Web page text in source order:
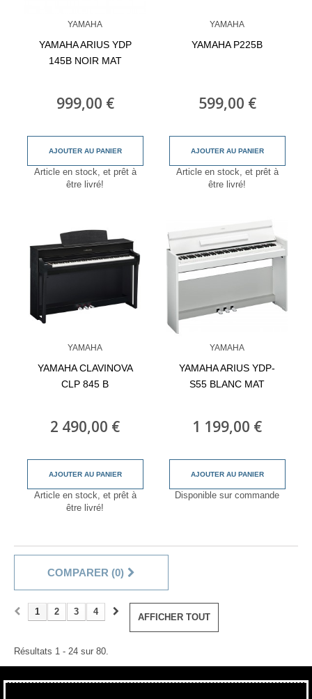
YAMAHA
YAMAHA ARIUS YDP
145B NOIR MAT
999,00 €
AJOUTER AU PANIER
Article en stock, et prêt à
être livré!
YAMAHA
YAMAHA P225B
599,00 €
AJOUTER AU PANIER
Article en stock, et prêt à
être livré!
YAMAHA
YAMAHA CLAVINOVA
CLP 845 B
2 490,00 €
AJOUTER AU PANIER
Article en stock, et prêt à
être livré!
YAMAHA
YAMAHA ARIUS YDP-
S55 BLANC MAT
1 199,00 €
AJOUTER AU PANIER
Disponible sur commande
COMPARER (0)
AFFICHER TOUT
1 2 3 4
Résultats 1 - 24 sur 80.